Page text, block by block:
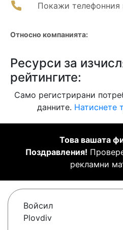
Покажи телефонния
Относно компанията:
Ресурси за
рейтингите:
Само регистрирани
данните. Натиснете
Това вашата
Поздравления!
рекламни
Войсил
Plovdiv